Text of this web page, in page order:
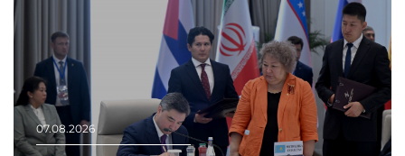
07.08.2026